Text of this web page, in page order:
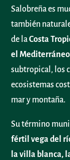
Salobreña es
también
de laCosta
el
subtropical, los
ecosistemas
mar y montaña.
Su término
fértil vega del
la villa blanca,